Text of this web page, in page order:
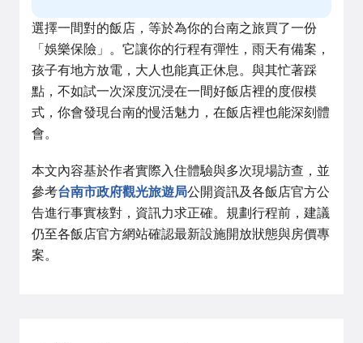
選擇一間對的飯店，等於為你的台南之旅買了一份
「娛樂保險」。它讓你的行程有彈性，雨天有備案，
孩子有地方放電，大人也能真正休息。與其忙著踩
點，不如試一次深度沉浸在一間好飯店裡的度假模
式，你會發現台南的慢活魅力，在飯店裡也能深刻體
會。
本文內容基於作者實際入住體驗與多次現場訪查，並
參考台南市政府觀光旅遊局公開資訊及各飯店官方公
告進行事實核對，資訊力求正確。規劃行程前，建議
仍至各飯店官方網站確認最新設施開放狀態與房價專
案。